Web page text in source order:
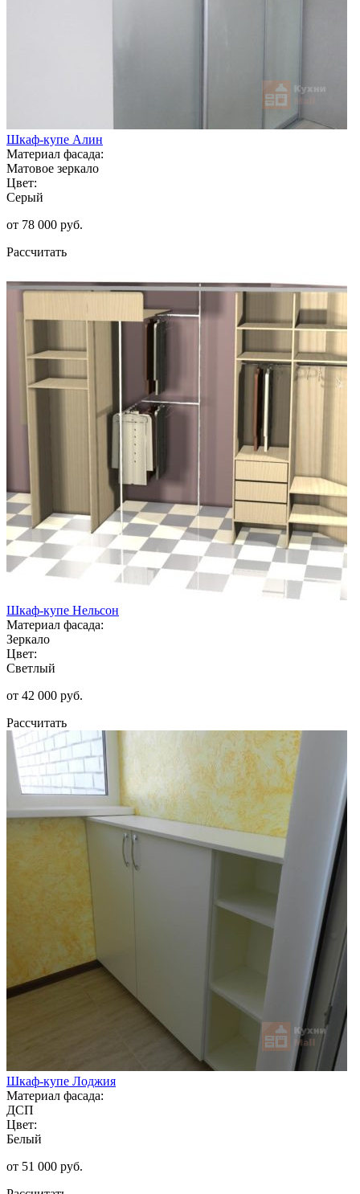
Шкаф-купе Алин
Материал фасада:
Матовое зеркало
Цвет:
Серый
от 78 000 руб.
Рассчитать
Шкаф-купе Нельсон
Материал фасада:
Зеркало
Цвет:
Светлый
от 42 000 руб.
Рассчитать
Шкаф-купе Лоджия
Материал фасада:
ДСП
Цвет:
Белый
от 51 000 руб.